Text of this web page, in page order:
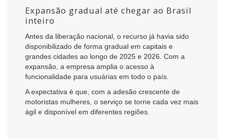
Expansão gradual até chegar ao Brasil
inteiro
Antes da liberação nacional, o recurso já havia sido
disponibilizado de forma gradual em capitais e
grandes cidades ao longo de 2025 e 2026. Com a
expansão, a empresa amplia o acesso à
funcionalidade para usuárias em todo o país.
A expectativa é que, com a adesão crescente de
motoristas mulheres, o serviço se torne cada vez mais
ágil e disponível em diferentes regiões.